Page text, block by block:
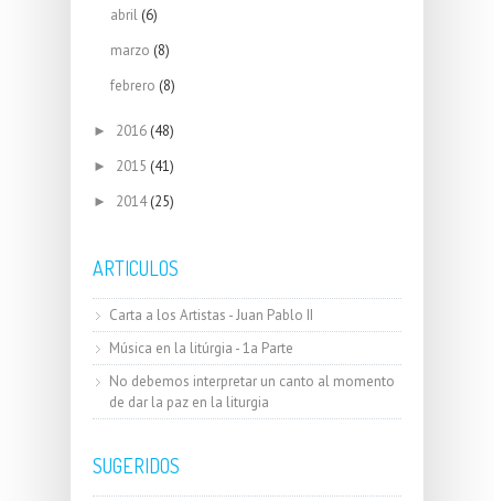
abril (6)
marzo (8)
febrero (8)
► 2016 (48)
► 2015 (41)
► 2014 (25)
ARTICULOS
Carta a los Artistas - Juan Pablo II
Música en la litúrgia - 1a Parte
No debemos interpretar un canto al momento
de dar la paz en la liturgia
SUGERIDOS